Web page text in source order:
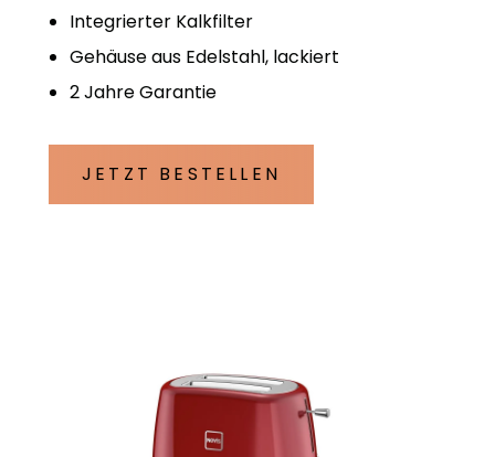
Integrierter Kalkfilter
Gehäuse aus Edelstahl, lackiert
2 Jahre Garantie
JETZT BESTELLEN